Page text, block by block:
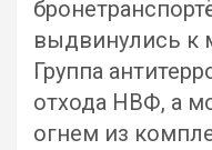
выдвинулись к
Группа
отхода НВФ, а
огнем из